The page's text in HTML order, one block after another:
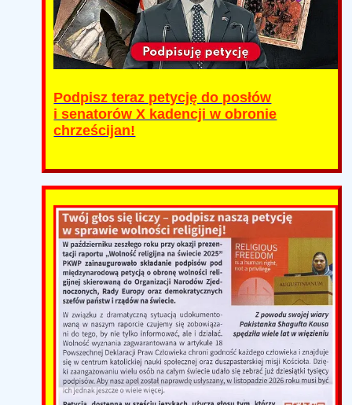
Podpisz teraz petycję do posłów
i senatorów X kadencji w obronie
chrześcijan!